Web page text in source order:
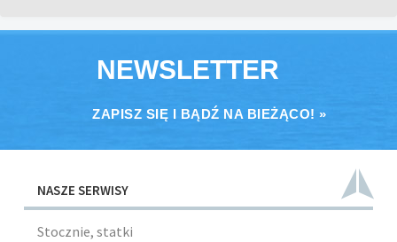
NEWSLETTER
ZAPISZ SIĘ I BĄDŹ NA BIEŻĄCO! »
NASZE SERWISY
Stocznie, statki